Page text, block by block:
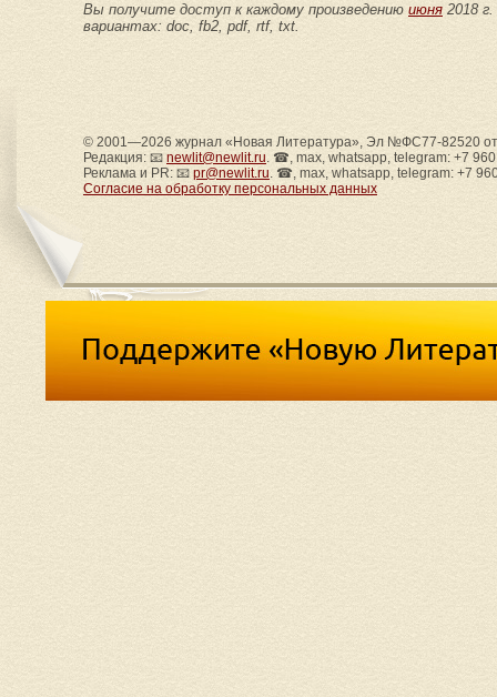
Вы получите доступ к каждому произведению июня 2018
вариантах: doc, fb2, pdf, rtf, txt.
© 2001—2026 журнал «Новая Литература», Эл №ФС77-82520
Редакция: 📧 newlit@newlit.ru. ☎, max, whatsapp, telegram: +7
Реклама и PR: 📧 pr@newlit.ru. ☎, max, whatsapp, telegram: +7
Согласие на обработку персональных данных